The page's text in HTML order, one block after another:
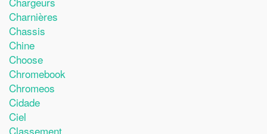
Charnières
Chassis
Chine
Choose
Chromebook
Chromeos
Cidade
Ciel
Classement